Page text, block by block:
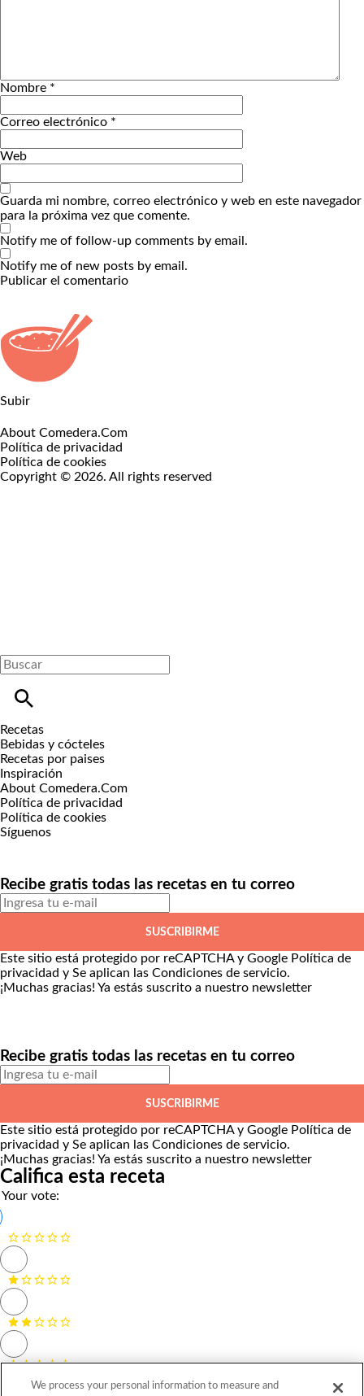
Nombre *
Correo electrónico *
Web
Guarda mi nombre, correo electrónico y web en este navegador
para la próxima vez que comente.
Notify me of follow-up comments by email.
Notify me of new posts by email.
Subir
About Comedera.Com
Política de privacidad
Política de cookies
Copyright © 2026. All rights reserved
Recetas
Bebidas y cócteles
Recetas por paises
Inspiración
About Comedera.Com
Política de privacidad
Política de cookies
Síguenos
Recibe gratis todas las recetas en tu correo
SUSCRIBIRME
Este sitio está protegido por reCAPTCHA y Google Política de
privacidad y Se aplican las Condiciones de servicio.
¡Muchas gracias! Ya estás suscrito a nuestro newsletter
Recibe gratis todas las recetas en tu correo
SUSCRIBIRME
Este sitio está protegido por reCAPTCHA y Google Política de
privacidad y Se aplican las Condiciones de servicio.
¡Muchas gracias! Ya estás suscrito a nuestro newsletter
Califica esta receta
Your vote:
We process your personal information to measure and